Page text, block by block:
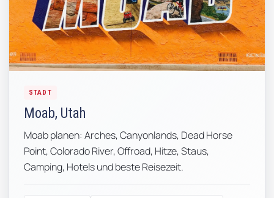
STADT
Moab, Utah
Moab planen: Arches, Canyonlands, Dead Horse
Point, Colorado River, Offroad, Hitze, Staus,
Camping, Hotels und beste Reisezeit.